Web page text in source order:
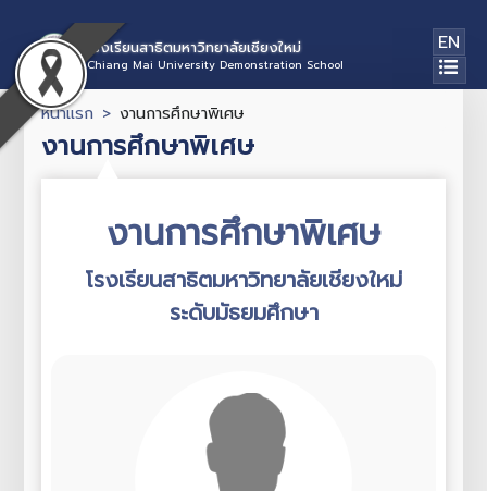
โรงเรียนสาธิตมหาวิทยาลัยเชียงใหม่
Chiang Mai University Demonstration School
EN
หน้าแรก งานการศึกษาพิเศษ
งานการศึกษาพิเศษ
งานการศึกษาพิเศษ
โรงเรียนสาธิตมหาวิทยาลัยเชียงใหม่
ระดับมัธยมศึกษา